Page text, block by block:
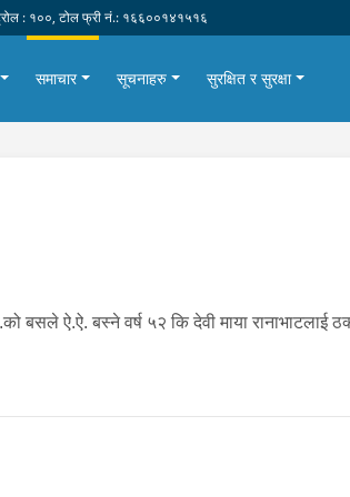
: १००, टोल फ्री नं.: १६६००१४१५१६
समाचार सूचनाहरु सुरक्षित र सुरक्षा
बसले ऐ.ऐ. बस्ने वर्ष ५२ कि देवी माया